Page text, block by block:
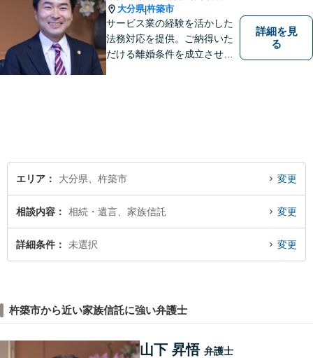
大分県|杵築市
サービス業の経験を活かした
法務対応を提供。ご納得いた
だける離婚条件を成立させる
詳細を見
る
エリア 大分県、杵築市 変更
相談内容 相続・遺言、家族信託 変更
詳細条件 未選択 変更
杵築市から近い家族信託に強い弁護士
山下 昇悟 弁護士